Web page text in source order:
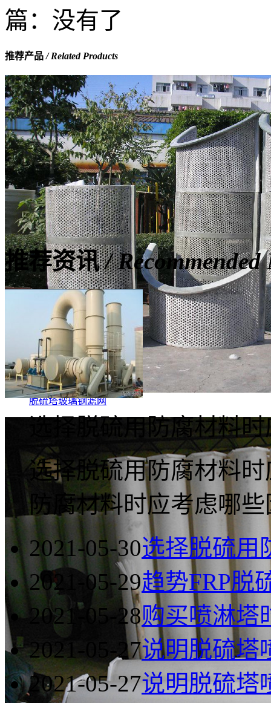
篇：没有了
推荐产品/ Related Products
脱硫塔玻璃钢滤网
推荐资讯/ Recommended
选择脱硫用防腐材料时
选择脱硫用防腐材料
防腐材料时应考虑哪些
2021-05-30选择脱硫用
2021-05-29趋势FRP脱
2021-05-28购买喷淋塔
2021-05-27说明脱硫塔
2021-05-27说明脱硫塔